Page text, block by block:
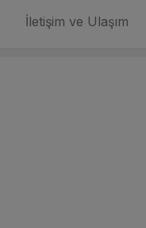
İletişim ve Ulaşım